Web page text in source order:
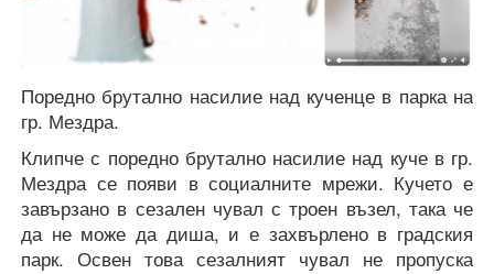
Поредно брутално насилие над кученце в парка на
гр. Мездра.
Клипче с поредно брутално насилие над куче в гр.
Мездра се появи в социалните мрежи. Кучето е
завързано в сезален чувал с троен възел, така че
да не може да диша, и е захвърлено в градския
парк. Освен това сезалният чувал не пропуска